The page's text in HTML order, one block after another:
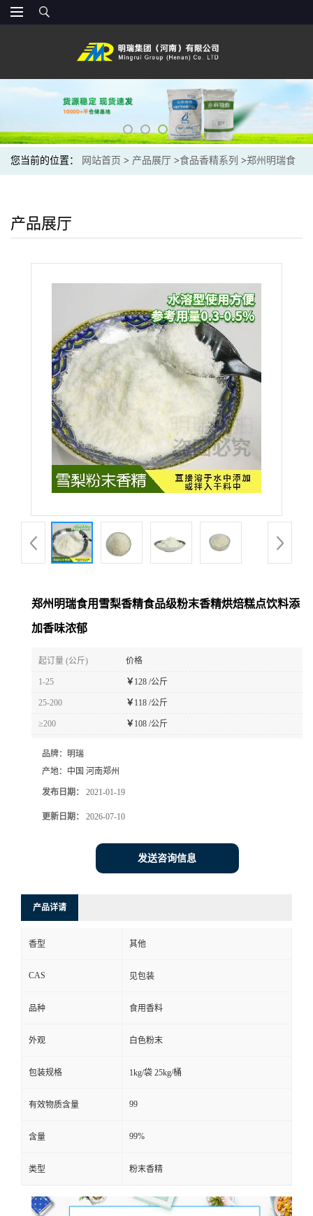
您当前的位置： 网站首页 > 产品展厅 >食品香精系列 >郑州明瑞食
产品展厅
郑州明瑞食用雪梨香精食品级粉末香精烘焙糕点饮料添
加香味浓郁
起订量 (公斤) 价格
1-25 ￥ 128 /公斤
25-200 ￥ 118 /公斤
≥200 ￥ 108 /公斤
品牌： 明瑞
产地： 中国 河南郑州
发布日期： 2021-01-19
更新日期： 2026-07-10
发送咨询信息
产品详请
香型 其他
CAS 见包装
品种 食用香料
外观 白色粉末
包装规格 1kg/袋 25kg/桶
有效物质含量 99
含量 99%
类型 粉末香精